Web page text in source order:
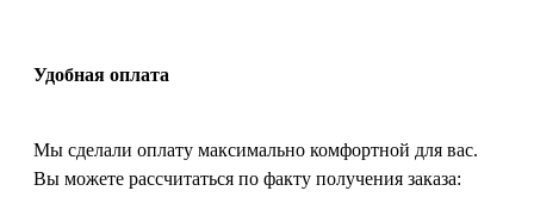
Удобная оплата
Мы сделали оплату максимально комфортной для вас.
Вы можете рассчитаться по факту получения заказа: